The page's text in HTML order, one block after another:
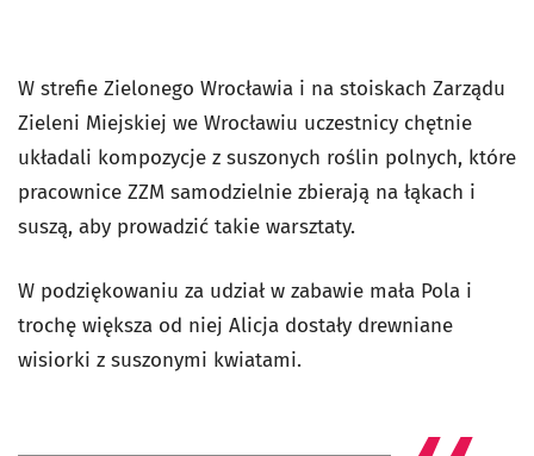
W strefie Zielonego Wrocławia i na stoiskach Zarządu
Zieleni Miejskiej we Wrocławiu uczestnicy chętnie
układali kompozycje z suszonych roślin polnych, które
pracownice ZZM samodzielnie zbierają na łąkach i
suszą, aby prowadzić takie warsztaty.
W podziękowaniu za udział w zabawie mała Pola i
trochę większa od niej Alicja dostały drewniane
wisiorki z suszonymi kwiatami.